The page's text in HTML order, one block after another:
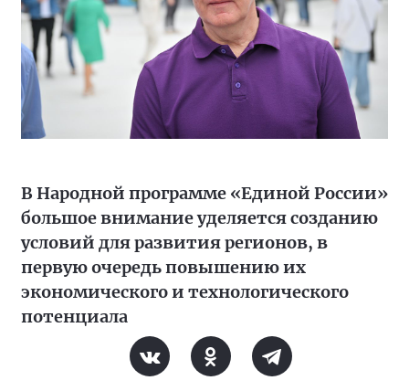
В Народной программе «Единой России»
большое внимание уделяется созданию
условий для развития регионов, в
первую очередь повышению их
экономического и технологического
потенциала